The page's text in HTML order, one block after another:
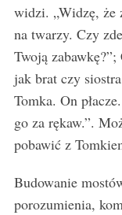
widzi. „Widzę, że
na twarzy. Czy
Twoją
jak brat czy
Tomka. On
go za rękaw.”.
pobawić z
Budowanie
porozumienia,